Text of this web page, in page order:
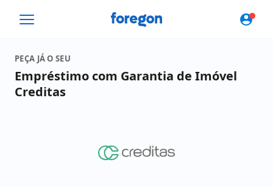
Foregon.com
PEÇA JÁ O SEU
Empréstimo com Garantia de Imóvel
Creditas